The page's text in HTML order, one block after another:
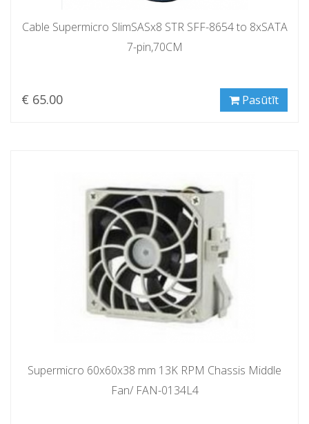
Cable Supermicro SlimSASx8 STR SFF-8654 to 8xSATA
7-pin,70CM
€ 65.00 Pasūtīt
Supermicro 60x60x38 mm 13K RPM Chassis Middle
Fan/ FAN-0134L4